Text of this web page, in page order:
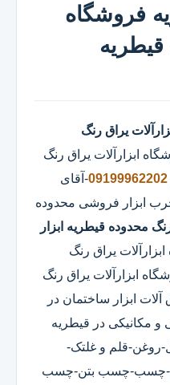
فروشگاه
قیطریه
یراق رنگ
ابزارآلات یراق رنگ
09199962202-آقای
ابزار فروشی محدوده
محدوده قیطریه ابزار
یراق رنگ
ابزارآلات یراق رنگ
ابزار ساختمان در
و مکانیکی در قیطریه
روغن-قلم و غلتک-
چسب-چسب بتن-چسب